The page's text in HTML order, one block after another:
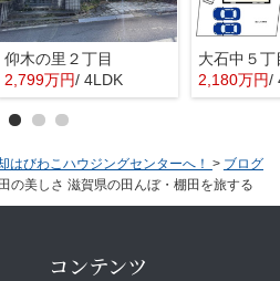
仰木の里２丁目
2,799万円/ 4LDK
大石中５丁
2,180万円/
はびわこハウジングセンターへ！ > ブログ
の美しさ 滋賀県の田んぼ・棚田を旅する
コンテンツ